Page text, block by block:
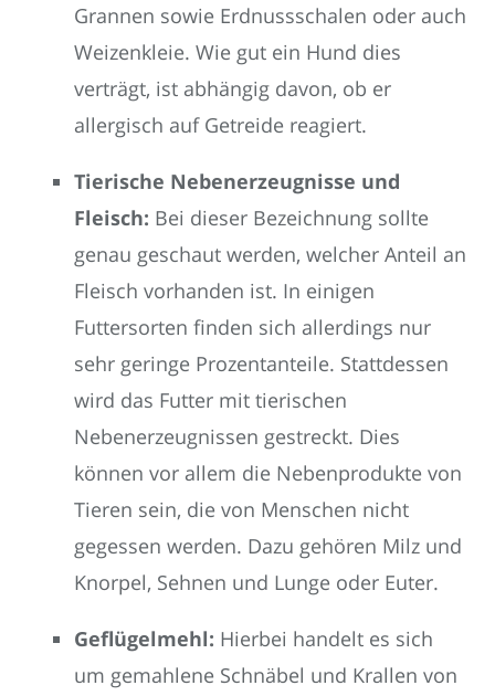
Grannen sowie Erdnussschalen oder auch
Weizenkleie. Wie gut ein Hund dies
verträgt, ist abhängig davon, ob er
allergisch auf Getreide reagiert.
Tierische Nebenerzeugnisse und
Fleisch: Bei dieser Bezeichnung sollte
genau geschaut werden, welcher Anteil an
Fleisch vorhanden ist. In einigen
Futtersorten finden sich allerdings nur
sehr geringe Prozentanteile. Stattdessen
wird das Futter mit tierischen
Nebenerzeugnissen gestreckt. Dies
können vor allem die Nebenprodukte von
Tieren sein, die von Menschen nicht
gegessen werden. Dazu gehören Milz und
Knorpel, Sehnen und Lunge oder Euter.
Geflügelmehl: Hierbei handelt es sich
um gemahlene Schnäbel und Krallen von